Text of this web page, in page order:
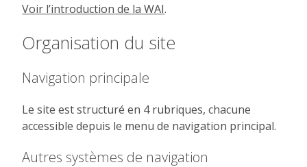
Voir l’introduction de la WAI.
Organisation du site
Navigation principale
Le site est structuré en 4 rubriques, chacune
accessible depuis le menu de navigation principal.
Autres systèmes de navigation